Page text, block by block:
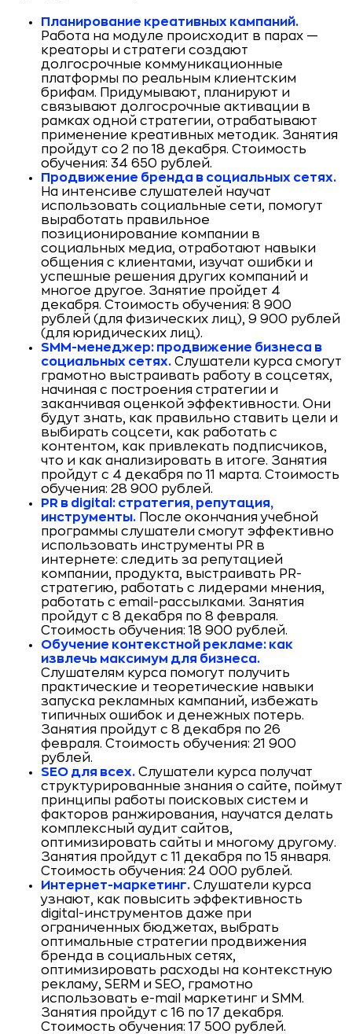
Планирование креативных кампаний.
Работа на модуле происходит в парах —
креаторы и стратеги создают
долгосрочные коммуникационные
платформы по реальным клиентским
брифам. Придумывают, планируют и
связывают долгосрочные активации в
рамках одной стратегии, отрабатывают
применение креативных методик. Занятия
пройдут со 2 по 18 декабря. Стоимость
обучения: 34 650 рублей.
Продвижение бренда в социальных сетях.
На интенсиве слушателей научат
использовать социальные сети, помогут
выработать правильное
позиционирование компании в
социальных медиа, отработают навыки
общения с клиентами, изучат ошибки и
успешные решения других компаний и
многое другое. Занятие пройдет 4
декабря. Стоимость обучения: 8 900
рублей (для физических лиц), 9 900 рублей
(для юридических лиц).
SMM-менеджер: продвижение бизнеса в
социальных сетях. Слушатели курса смогут
грамотно выстраивать работу в соцсетях,
начиная с построения стратегии и
заканчивая оценкой эффективности. Они
будут знать, как правильно ставить цели и
выбирать соцсети, как работать с
контентом, как привлекать подписчиков,
что и как анализировать в итоге. Занятия
пройдут с 4 декабря по 11 марта. Стоимость
обучения: 28 900 рублей.
PR в digital: стратегия, репутация,
инструменты. После окончания учебной
программы слушатели смогут эффективно
использовать инструменты PR в
интернете: следить за репутацией
компании, продукта, выстраивать PR-
стратегию, работать с лидерами мнения,
работать с email-рассылками. Занятия
пройдут с 8 декабря по 8 февраля.
Стоимость обучения: 18 900 рублей.
Обучение контекстной рекламе: как
извлечь максимум для бизнеса.
Слушателям курса помогут получить
практические и теоретические навыки
запуска рекламных кампаний, избежать
типичных ошибок и денежных потерь.
Занятия пройдут с 8 декабря по 26
февраля. Стоимость обучения: 21 900
рублей.
SEO для всех. Слушатели курса получат
структурированные знания о сайте, поймут
принципы работы поисковых систем и
факторов ранжирования, научатся делать
комплексный аудит сайтов,
оптимизировать сайты и многому другому.
Занятия пройдут с 11 декабря по 15 января.
Стоимость обучения: 24 000 рублей.
Интернет-маркетинг. Слушатели курса
узнают, как повысить эффективность
digital-инструментов даже при
ограниченных бюджетах, выбрать
оптимальные стратегии продвижения
бренда в социальных сетях,
оптимизировать расходы на контекстную
рекламу, SERM и SEO, грамотно
использовать e-mail маркетинг и SMM.
Занятия пройдут с 16 по 17 декабря.
Стоимость обучения: 17 500 рублей.